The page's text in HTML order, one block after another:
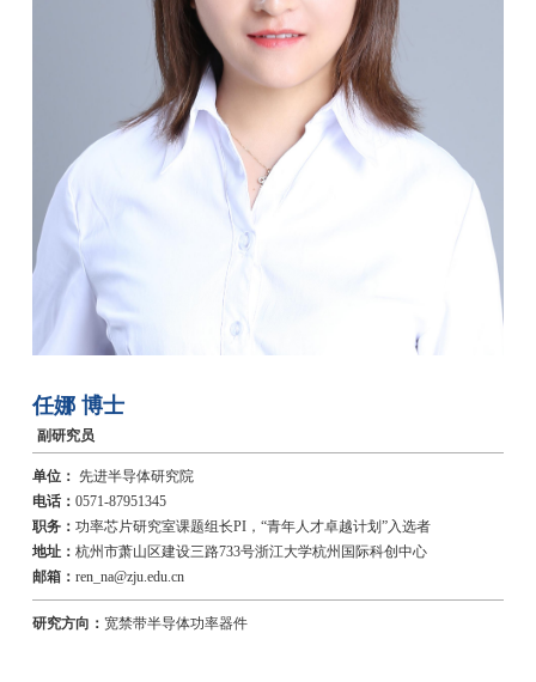
任娜 博士
副研究员
单位： 先进半导体研究院
电话： 0571-87951345
职务： 功率芯片研究室课题组长PI，“青年人才卓越计划”入选者
地址： 杭州市萧山区建设三路733号浙江大学杭州国际科创中心
邮箱： ren_na@zju.edu.cn
研究方向： 宽禁带半导体功率器件